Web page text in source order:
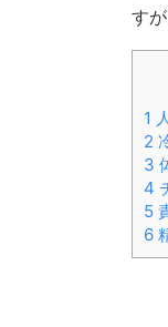
す
1
2
3
4
5
6